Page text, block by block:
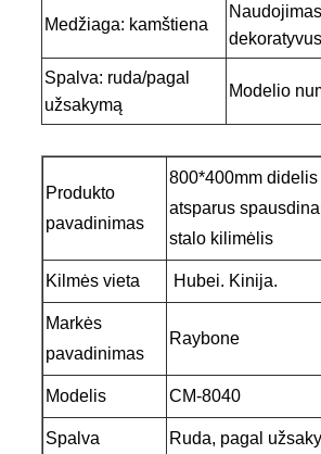
Medžiaga: kamštiena
dekoratyvus
Spalva: ruda/pagal
užsakymą
Modelio
Produkto
pavadinimas
800*400mm
atsparus
stalo kilimėlis
Kilmės vieta Hubei. Kinija.
Markės
pavadinimas
Raybone
Modelis CM-8040
Spalva Ruda, pagal